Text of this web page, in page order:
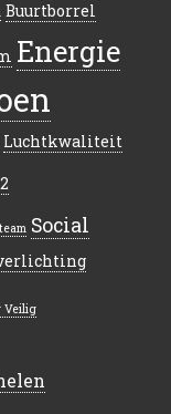
Buurtborrel
Energie
Luchtkwaliteit
Social
Veilig